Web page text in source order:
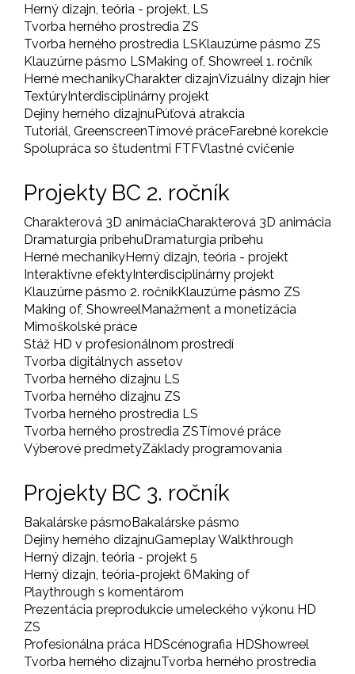
Herný dizajn, teória - projekt, LS
Tvorba herného prostredia ZS
Tvorba herného prostredia LSKlauzúrne pásmo ZS
Klauzúrne pásmo LSMaking of, Showreel 1. ročník
Herné mechanikyCharakter dizajnVizuálny dizajn hier
TextúryInterdisciplinárny projekt
Dejiny herného dizajnuPúťová atrakcia
Tutoriál, GreenscreenTímové práceFarebné korekcie
Spolupráca so študentmi FTFVlastné cvičenie
Projekty BC 2. ročník
Charakterová 3D animáciaCharakterová 3D animácia
Dramaturgia príbehuDramaturgia príbehu
Herné mechanikyHerný dizajn, teória - projekt
Interaktívne efektyInterdisciplinárny projekt
Klauzúrne pásmo 2. ročníkKlauzúrne pásmo ZS
Making of, ShowreelManažment a monetizácia
Mimoškolské práce
Stáž HD v profesionálnom prostredí
Tvorba digitálnych assetov
Tvorba herného dizajnu LS
Tvorba herného dizajnu ZS
Tvorba herného prostredia LS
Tvorba herného prostredia ZSTímové práce
Výberové predmetyZáklady programovania
Projekty BC 3. ročník
Bakalárske pásmoBakalárske pásmo
Dejiny herného dizajnuGameplay Walkthrough
Herný dizajn, teória - projekt 5
Herný dizajn, teória-projekt 6Making of
Playthrough s komentárom
Prezentácia preprodukcie umeleckého výkonu HD
ZS
Profesionálna práca HDScénografia HDShowreel
Tvorba herného dizajnuTvorba herného prostredia